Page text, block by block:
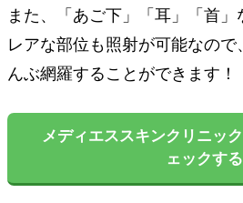
また、「あご下」「耳」「首」
レアな部位も照射が可能なの
んぶ網羅することができます！
メディエススキンクリニッ
ェックする